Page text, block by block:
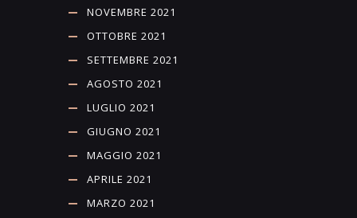
NOVEMBRE 2021
OTTOBRE 2021
SETTEMBRE 2021
AGOSTO 2021
LUGLIO 2021
GIUGNO 2021
MAGGIO 2021
APRILE 2021
MARZO 2021